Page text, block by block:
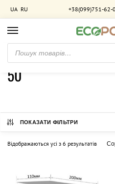
UA RU +38(099)751-62-
Головна / Товар Висота (мм)
50
ПОКАЗАТИ ФІЛЬТРИ
Відображаються усі з 6 результатів